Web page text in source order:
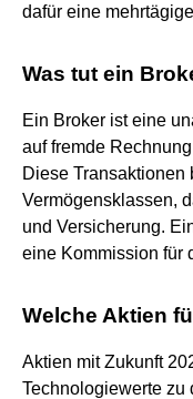
dafür eine
Was tut ein
Ein Broker ist eine
auf fremde
Diese Transaktionen
Vermögensklassen,
und Versicherung.
eine Kommission für
Welche Aktien
Aktien mit Zukunft
Technologiewerte zu